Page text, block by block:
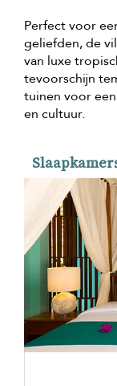
Perfect voor
geliefden, de
van luxe
tevoorschijn
tuinen voor
en cultuur.